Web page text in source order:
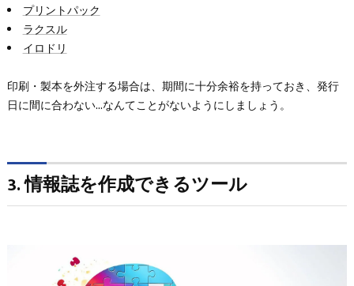
プリントパック
ラクスル
イロドリ
印刷・製本を外注する場合は、期間に十分余裕を持っておき、発行
日に間に合わない...なんてことがないようにしましょう。
3. 情報誌を作成できるツール